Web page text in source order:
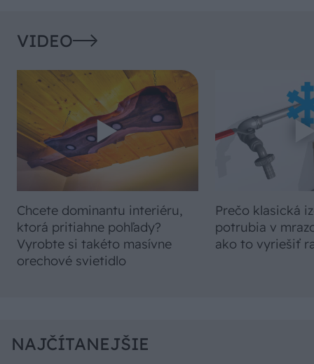
VIDEO
Chcete dominantu interiéru,
ktorá pritiahne pohľady?
Vyrobte si takéto masívne
orechové svietidlo
Prečo klasická
potrubia v
ako to vyriešiť
NAJČÍTANEJŠIE